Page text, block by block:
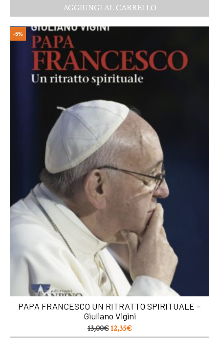
AGGIUNGI AL CARRELLO
-5%
PAPA FRANCESCO UN RITRATTO SPIRITUALE –
Giuliano Vigini
13,00€ 12,35€